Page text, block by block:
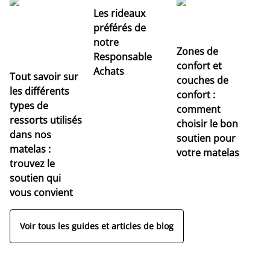
Tout savoir sur
les différents
types de
ressorts utilisés
dans nos
matelas :
trouvez le
soutien qui
vous convient
Les rideaux
préférés de
notre
Responsable
Achats
Zones de
confort et
couches de
confort :
comment
choisir le bon
soutien pour
votre matelas
Voir tous les guides et articles de blog